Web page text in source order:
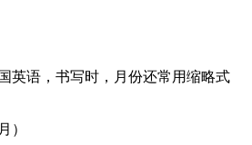
英语，书写时，月份还常用缩略式
）